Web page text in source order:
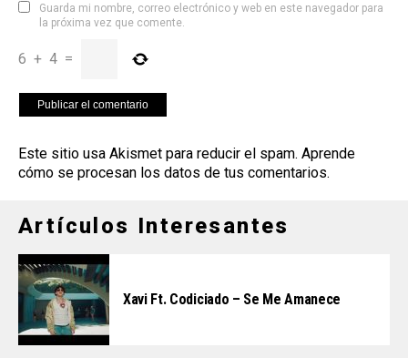
Guarda mi nombre, correo electrónico y web en este navegador para
la próxima vez que comente.
6 + 4 =
Este sitio usa Akismet para reducir el spam. Aprende
cómo se procesan los datos de tus comentarios.
Artículos Interesantes
Xavi Ft. Codiciado – Se Me Amanece